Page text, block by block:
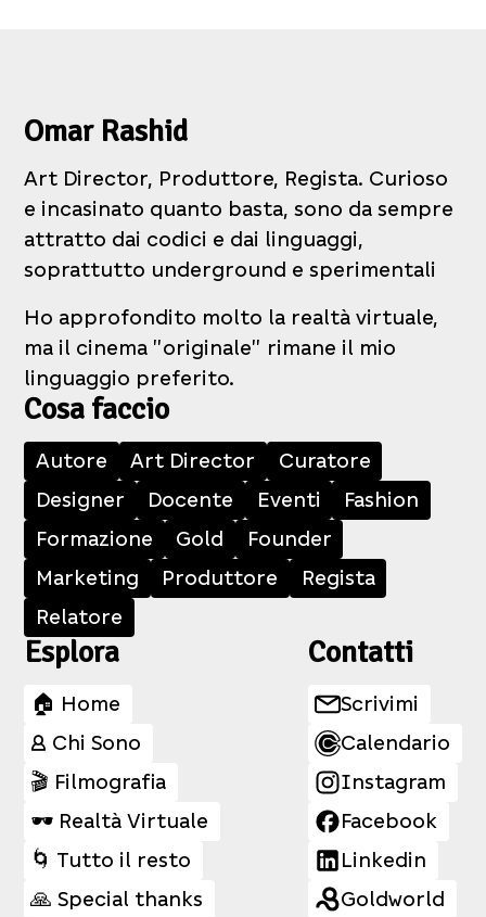
Omar Rashid
Art Director, Produttore, Regista. Curioso
e incasinato quanto basta, sono da sempre
attratto dai codici e dai linguaggi,
soprattutto underground e sperimentali
Ho approfondito molto la realtà virtuale,
ma il cinema "originale" rimane il mio
linguaggio preferito.
Cosa faccio
Autore Art Director
Curatore
Designer
Docente Eventi
Fashion
Formazione
Gold
Founder
Marketing
Produttore
Regista
Relatore
Esplora
🏠 Home
👤 Chi Sono
🎬 Filmografia
🕶️ Realtà Virtuale
🌀 Tutto il resto
🙏 Special thanks
Contatti
Scrivimi
Calendario
Instagram
Facebook
Linkedin
Goldworld